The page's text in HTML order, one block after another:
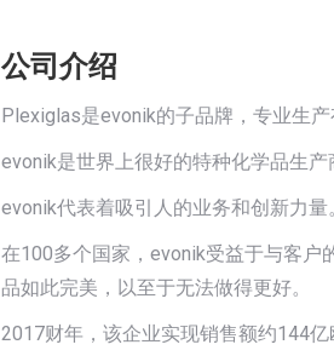
公司介绍
Plexiglas是evonik的子品牌，专业生产
evonik是世界上很好的特种化学品生产
evonik代表着吸引人的业务和创新力
在100多个国家，evonik受益于与客户
品如此完美，以至于无法做得更好。
2017财年，该企业实现销售额约144亿